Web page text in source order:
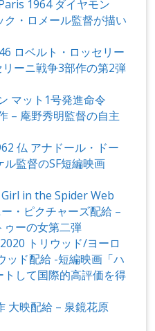
1964 ダイヤモン
ク・ロメール監督が描い
ロベルト・ロッセリー
ーニ戦争3部作の第2弾
マット1号発進命令
– 庵野秀明監督の自主
仏 アナドール・ドー
監督のSF短編映画
in the Spider Web
・ピクチャーズ配給 –
ゥーの女第二弾
トリウッド/ヨーロ
ッド配給 -短編映画「ハ
して国際的高評価を得
大映配給 – 泉鏡花原